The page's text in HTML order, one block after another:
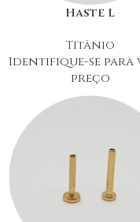
Haste L
Titânio
Identifique-se para
preço